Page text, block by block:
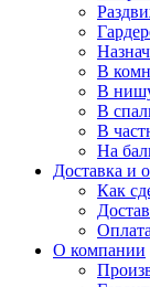
В
В
В
В
На
Доставка и
Как
О компании